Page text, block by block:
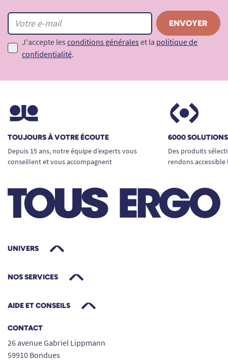
J'accepte les conditions générales et la politique de
confidentialité.
TOUJOURS À VOTRE ÉCOUTE
Depuis 15 ans, notre équipe d’experts vous
conseillent et vous accompagnent
6000
Des produits
rendons
UNIVERS
NOS SERVICES
AIDE ET CONSEILS
CONTACT
26 avenue Gabriel Lippmann
59910 Bondues